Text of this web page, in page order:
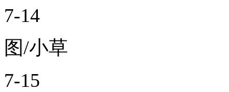
7-14
图/小草
7-15